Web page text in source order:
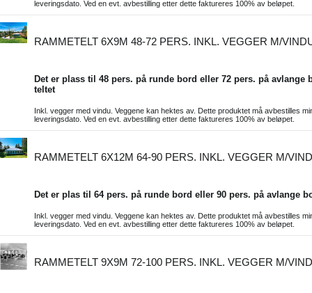
leveringsdato. Ved en evt. avbestilling etter dette faktureres 100% av beløpet.
RAMMETELT 6X9M 48-72 PERS. INKL. VEGGER M/
Det er plass til 48 pers. på runde bord eller 72 pers. på avlange
teltet
Inkl. vegger med vindu. Veggene kan hektes av. Dette produktet må avbestilles
leveringsdato. Ved en evt. avbestilling etter dette faktureres 100% av beløpet.
RAMMETELT 6X12M 64-90 PERS. INKL. VEGGER M/
Det er plas til 64 pers. på runde bord eller 90 pers. på avlange
Inkl. vegger med vindu. Veggene kan hektes av. Dette produktet må avbestilles
leveringsdato. Ved en evt. avbestilling etter dette faktureres 100% av beløpet.
RAMMETELT 9X9M 72-100 PERS. INKL. VEGGER M/